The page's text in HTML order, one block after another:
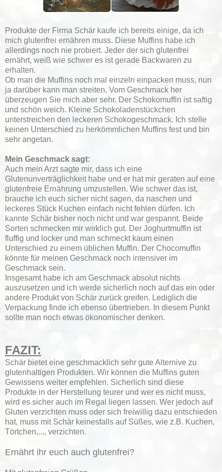
Produkte der Firma Schär kaufe ich bereits einige, da ich
mich glutenfrei ernähren muss. Diese Muffins habe ich
allerdings noch nie probiert. Jeder der sich glutenfrei
ernährt, weiß wie schwer es ist gerade Backwaren zu
erhalten.
Ob man die Muffins noch mal einzeln einpacken muss, nun
ja darüber kann man streiten. Vom Geschmack her
überzeugen Sie mich aber sehr. Der Schokomuffin ist saftig
und schön weich. Kleine Schokoladenstückchen
unterstreichen den leckeren Schokogeschmack. Ich stelle
keinen Unterschied zu herkömmlichen Muffins fest und bin
sehr angetan.
Mein Geschmack sagt:
Auch mein Arzt sagte mir, dass ich eine
Glutenunverträglichkeit habe und er hat mir geraten auf eine
glutenfreie Ernährung umzustellen. Wie schwer das ist,
brauche ich euch sicher nicht sagen, da naschen und
leckeres Stück Kuchen einfach nicht fehlen dürfen. Ich
kannte Schär bisher noch nicht und war gespannt. Beide
Sorten schmecken mir wirklich gut. Der Joghurtmuffin ist
fluffig und locker und man schmeckt kaum einen
Unterschied zu einem üblichen Muffin. Der Chocomuffin
könnte für meinen Geschmack noch intensiver im
Geschmack sein.
Insgesamt habe ich am Geschmack absolut nichts
auszusetzen und ich werde sicherlich noch auf das ein oder
andere Produkt von Schär zurück greifen. Lediglich die
Verpackung finde ich ebenso übertrieben. In diesem Punkt
sollte man noch etwas ökonomischer denken.
FAZIT:
Schär bietet eine geschmacklich sehr gute Alternive zu
glutenhaltigen Produkten. Wir können die Muffins guten
Gewissens weiter empfehlen. Sicherlich sind diese
Produkte in der Herstellung teurer und wer es nicht muss,
wird es sicher auch im Regal liegen lassen. Wer jedoch auf
Gluten verzichten muss oder sich freiwillig dazu entschieden
hat, muss mit Schär keinesfalls auf Süßes, wie z.B. Kuchen,
Törtchen,..., verzichten.
Ernährt ihr euch auch glutenfrei?